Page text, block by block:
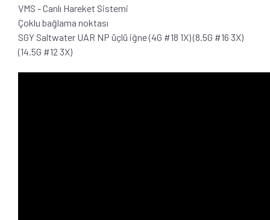
VMS - Canlı Hareket Sistemi
Çoklu bağlama noktası
SGY Saltwater UAR NP üçlü iğne (4G #18 1X) (8.5G #16 3X)
(14.5G #12 3X)